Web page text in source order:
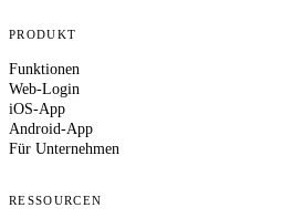
PRODUKT
Funktionen
Web-Login
iOS-App
Android-App
Für Unternehmen
RESSOURCEN